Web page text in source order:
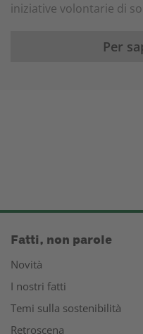
iniziative volontarie di
Per
Fatti, non parole
Novità
I nostri fatti
Temi sulla sostenibilità
Retroscena